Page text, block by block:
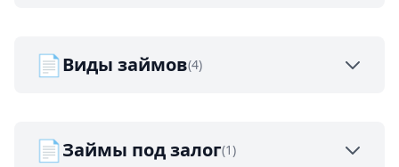
📄Виды займов(4)
📄Займы под залог(1)